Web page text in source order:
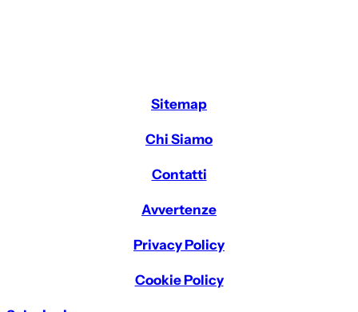
Sitemap
Chi Siamo
Contatti
Avvertenze
Privacy Policy
Cookie Policy